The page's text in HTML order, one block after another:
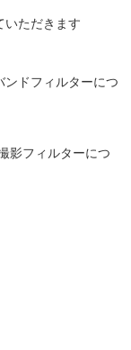
いただきます
ドフィルターにつ
影フィルターにつ